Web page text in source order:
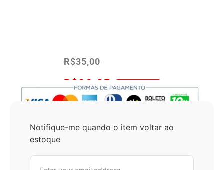
R$35,00
R$33,25 No Pix 5% OFF
Notifique-me quando o item voltar ao
estoque